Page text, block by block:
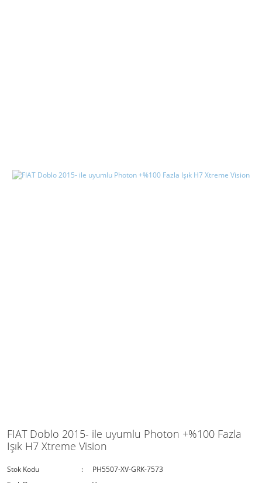
FIAT Doblo 2015- ile uyumlu Photon +%100 Fazla
Işık H7 Xtreme Vision
Stok Kodu
PH5507-XV-GRK-7573